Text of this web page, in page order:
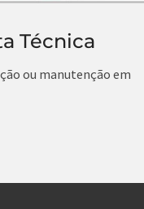
Técnica
ou manutenção em